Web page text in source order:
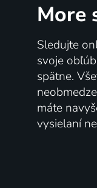
More
Sledujte
svoje
spätne.
máte
vysielaní